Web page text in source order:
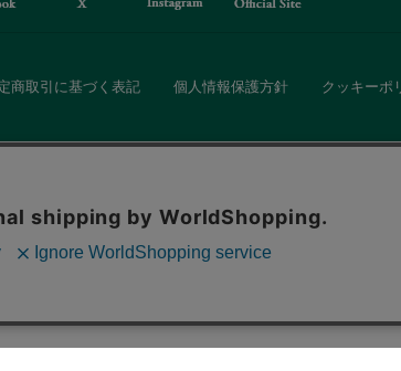
商取引に基づく表記 個人情報保護方針 クッキーポ
否を選択してください。選
て収集する情報には「お客